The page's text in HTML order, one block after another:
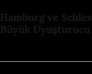
Hamburg ve
Büyük